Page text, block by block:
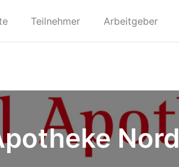
Teilnehmer Arbeitgeber
Nord